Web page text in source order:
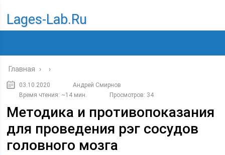
Lages-Lab.ru
Главная › ›
03.10.2020
Андрей Смирнов
Время чтения: ~14 мин.
Просмотров: 34
Методика и противопоказания
для проведения рэг сосудов
головного мозга